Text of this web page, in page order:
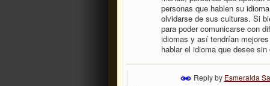
personas que hablen su
olvidarse de sus culturas. Si
para poder comunicarse con
idiomas y así tendrían
hablar el idioma que desee
Reply by Esmeralda